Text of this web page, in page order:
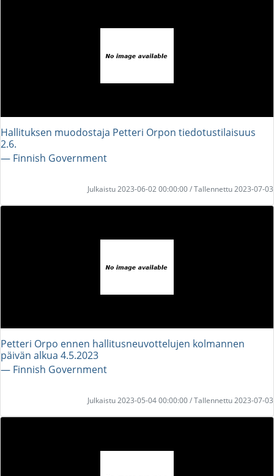
Hallituksen muodostaja Petteri Orpon tiedotustilaisuus
2.6.
― Finnish Government
Julkaistu 2023-06-02 00:00:00 / Tallennettu 2023-07-03
Petteri Orpo ennen hallitusneuvottelujen kolmannen
päivän alkua 4.5.2023
― Finnish Government
Julkaistu 2023-05-04 00:00:00 / Tallennettu 2023-07-03